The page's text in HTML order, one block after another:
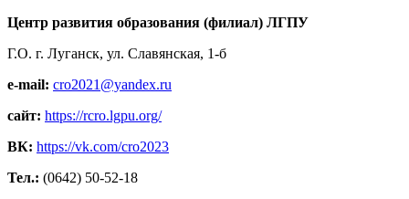
Центр развития образования (филиал) ЛГПУ
Г.О. г. Луганск, ул. Славянская, 1-б
e-mail: cro2021@yandex.ru
сайт: https://rcro.lgpu.org/
ВК: https://vk.com/cro2023
Тел.: (0642) 50-52-18